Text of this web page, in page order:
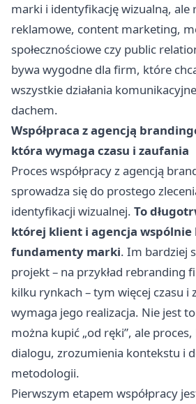
marki i identyfikację wizualną, ale
reklamowe, content marketing,
społecznościowe czy public
bywa wygodne dla firm, które
wszystkie działania
dachem.
Współpraca z agencją
która wymaga czasu i zaufania
Proces współpracy z agencją
sprowadza się do prostego
identyfikacji wizualnej. To
której klient i agencja wspólnie
fundamenty marki. Im bardziej
projekt – na przykład rebranding
kilku rynkach – tym więcej czasu i
wymaga jego realizacja. Nie jest
można kupić „od ręki”, ale
dialogu, zrozumienia kontekstu i
metodologii.
Pierwszym etapem współpracy